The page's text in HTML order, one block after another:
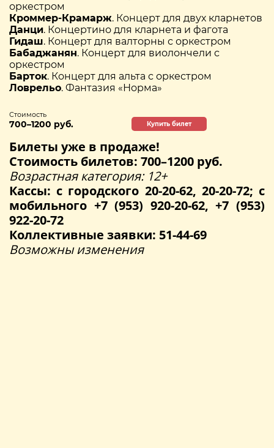
оркестром
Кроммер-Крамарж. Концерт для двух кларнетов
Данци. Концертино для кларнета и фагота
Гидаш. Концерт для валторны с оркестром
Бабаджанян. Концерт для виолончели с
оркестром
Барток. Концерт для альта с оркестром
Ловрельо. Фантазия «Норма»
Стоимость
700–1200 руб. Купить билет
Билеты уже в продаже!
Стоимость билетов: 700–1200 руб.
Возрастная категория: 12+
Кассы: с городского 20-20-62, 20-20-72; с
мобильного +7 (953) 920-20-62, +7 (953)
922-20-72
Коллективные заявки: 51-44-69
Возможны изменения